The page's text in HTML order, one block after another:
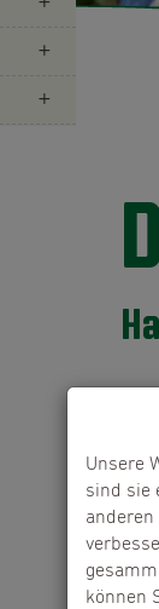
für
auf
Unsere
sind sie
können